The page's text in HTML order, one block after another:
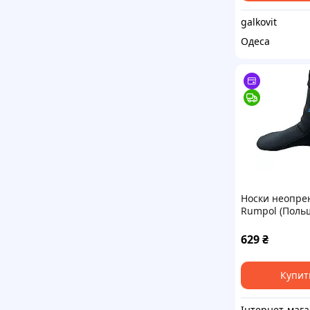
galkovit
Одеса
Носки
Rumpol
629₴